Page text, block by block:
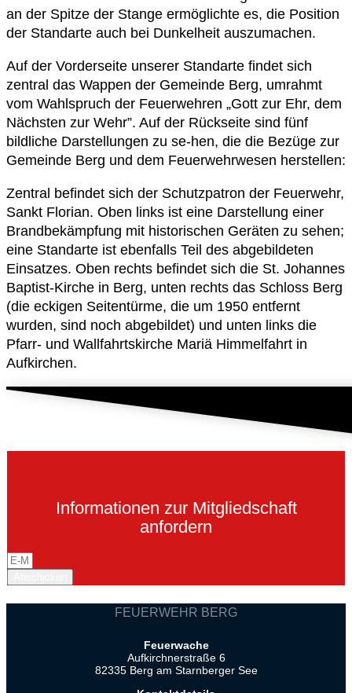
an der Spitze der Stange ermöglichte es, die Position
der Standarte auch bei Dunkelheit auszumachen.
Auf der Vorderseite unserer Standarte findet sich
zentral das Wappen der Gemeinde Berg, umrahmt
vom Wahlspruch der Feuerwehren „Gott zur Ehr, dem
Nächsten zur Wehr”. Auf der Rückseite sind fünf
bildliche Darstellungen zu se-hen, die die Bezüge zur
Gemeinde Berg und dem Feuerwehrwesen herstellen:
Zentral befindet sich der Schutzpatron der Feuerwehr,
Sankt Florian. Oben links ist eine Darstellung einer
Brandbekämpfung mit historischen Geräten zu sehen;
eine Standarte ist ebenfalls Teil des abgebildeten
Einsatzes. Oben rechts befindet sich die St. Johannes
Baptist-Kirche in Berg, unten rechts das Schloss Berg
(die eckigen Seitentürme, die um 1950 entfernt
wurden, sind noch abgebildet) und unten links die
Pfarr- und Wallfahrtskirche Mariä Himmelfahrt in
Aufkirchen.
Informationen zur Mitgliedschaft
anfordern
FEUERWEHR BERG
Feuerwache
Aufkirchnerstraße 6
82335 Berg am Starnberger See